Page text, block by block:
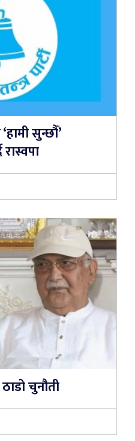
सुन्छौँ’
चुनौती